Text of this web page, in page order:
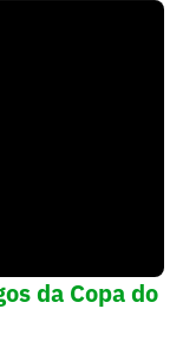
da Copa do